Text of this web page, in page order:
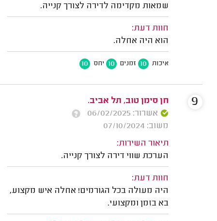
שמאות מקדימה לדירה לצורך קנייה.
חוות דעת:
הוא היה אחלה.
איכות 10 זמנים 10 יחס 10
חן סימן טוב, תל אביב.
אשרור: 06/02/2025
משוב: 07/10/2024
תיאור השירות:
הערכת שווי דירה לצורך קנייה.
חוות דעת:
היה מעולה בכל הגורמים! אחלה איש מקצוע,
בא בזמן ומקצועי.
9